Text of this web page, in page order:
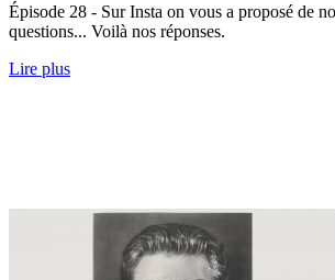
Épisode 28 - Sur Insta on vous a proposé de
questions... Voilà nos réponses.
Lire plus